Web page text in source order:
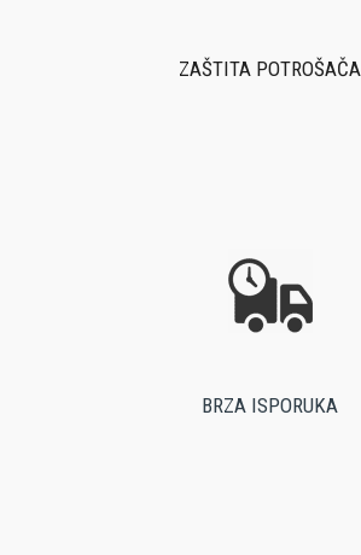
ZAŠTITA POTROŠAČA
BRZA ISPORUKA